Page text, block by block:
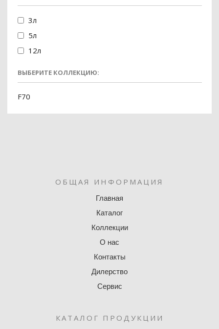
3л
5л
12л
ВЫБЕРИТЕ КОЛЛЕКЦИЮ:
F70
ОБЩАЯ ИНФОРМАЦИЯ
Главная
Каталог
Коллекции
О нас
Контакты
Дилерство
Сервис
КАТАЛОГ ПРОДУКЦИИ